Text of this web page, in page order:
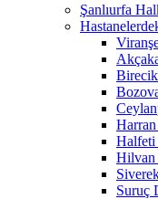
Şanlıurfa
Halfeti
Hilvan
Suruç